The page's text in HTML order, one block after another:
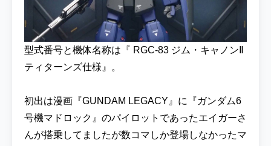
型式番号と機体名称は『 RGC-83 ジム・キャノンⅡ
ティターンズ仕様』。
初出は漫画『GUNDAM LEGACY』に『ガンダム6
号機マドロック』のパイロットであったエイガーさ
んが搭乗してましたが数コマしか登場しなかったマ